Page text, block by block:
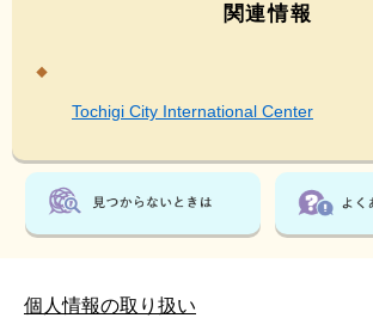
関連情報
Tochigi City International Center
個人情報の取り扱い